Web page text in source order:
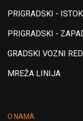
PRIGRADSKI - ISTOK
PRIGRADSKI -
GRADSKI VOZNI RED
MREŽA LINIJA
O NAMA